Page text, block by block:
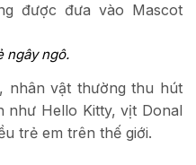
được đưa vào Mascot
ngây ngô.
nhân vật thường thu hút
như Hello Kitty, vịt Donal
trẻ em trên thế giới.